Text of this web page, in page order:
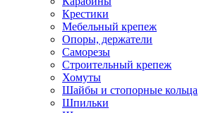
Крестики
Мебельный крепеж
Опоры, держатели
Саморезы
Строительный крепеж
Хомуты
Шайбы и стопорные кольца
Шпильки